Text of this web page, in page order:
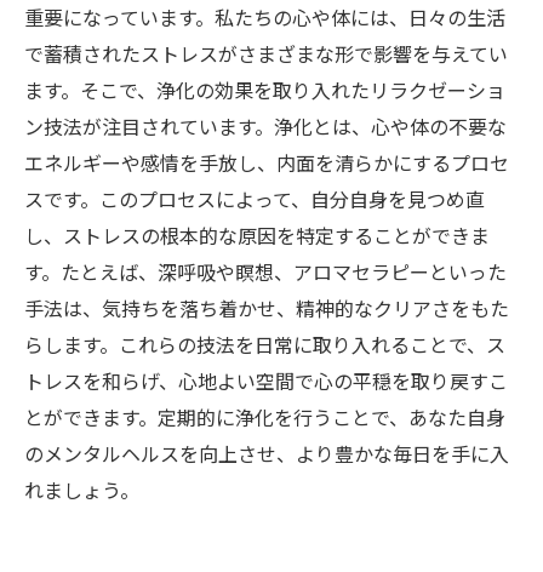
重要になっています。私たちの心や体には、日々の生活
で蓄積されたストレスがさまざまな形で影響を与えてい
ます。そこで、浄化の効果を取り入れたリラクゼーショ
ン技法が注目されています。浄化とは、心や体の不要な
エネルギーや感情を手放し、内面を清らかにするプロセ
スです。このプロセスによって、自分自身を見つめ直
し、ストレスの根本的な原因を特定することができま
す。たとえば、深呼吸や瞑想、アロマセラピーといった
手法は、気持ちを落ち着かせ、精神的なクリアさをもた
らします。これらの技法を日常に取り入れることで、ス
トレスを和らげ、心地よい空間で心の平穏を取り戻すこ
とができます。定期的に浄化を行うことで、あなた自身
のメンタルヘルスを向上させ、より豊かな毎日を手に入
れましょう。